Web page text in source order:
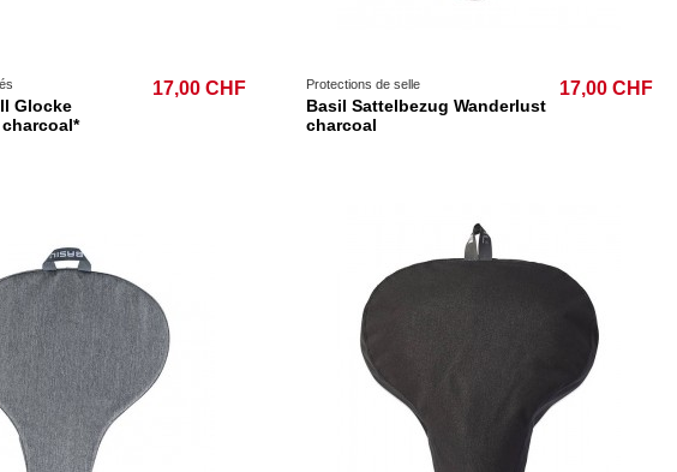
Glocke
17,00 CHF Protections de selle
Basil Sattelbezug Wanderlust
charcoal
17,00 CHF